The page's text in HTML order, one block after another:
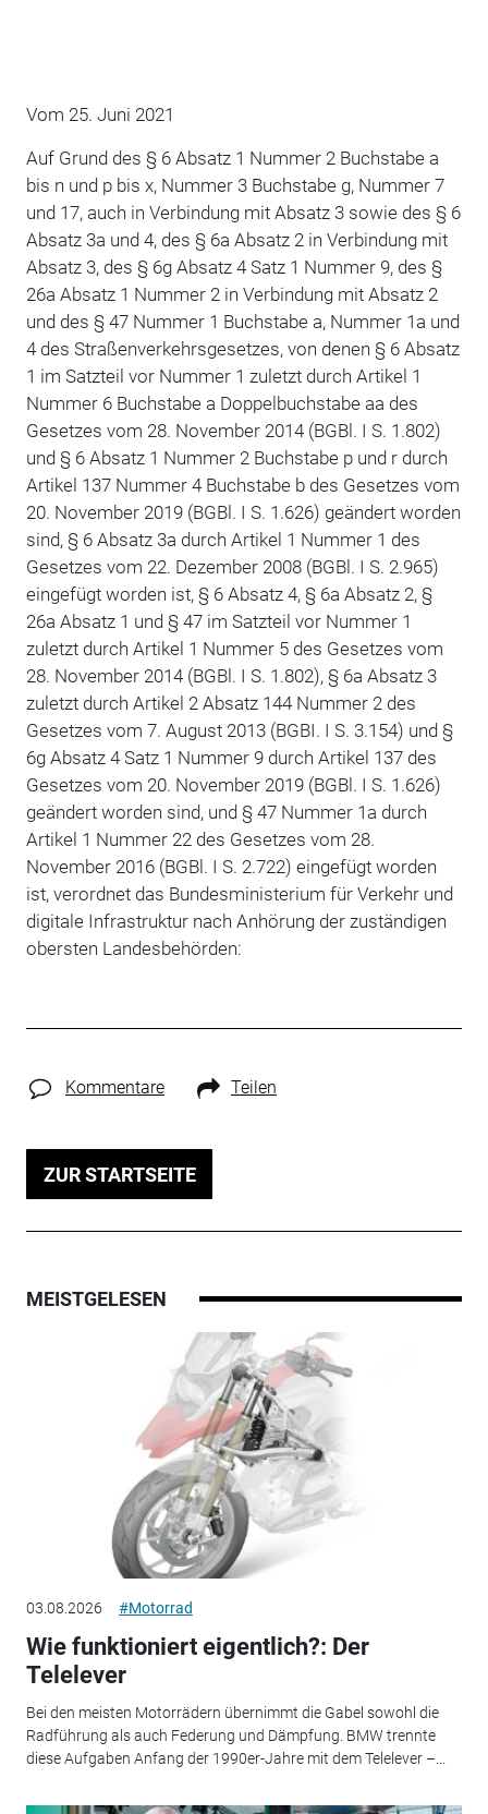
Vom 25. Juni 2021
Auf Grund des § 6 Absatz 1 Nummer 2 Buchstabe a
bis n und p bis x, Nummer 3 Buchstabe g, Nummer 7
und 17, auch in Verbindung mit Absatz 3 sowie des § 6
Absatz 3a und 4, des § 6a Absatz 2 in Verbindung mit
Absatz 3, des § 6g Absatz 4 Satz 1 Nummer 9, des §
26a Absatz 1 Nummer 2 in Verbindung mit Absatz 2
und des § 47 Nummer 1 Buchstabe a, Nummer 1a und
4 des Straßenverkehrsgesetzes, von denen § 6 Absatz
1 im Satzteil vor Nummer 1 zuletzt durch Artikel 1
Nummer 6 Buchstabe a Doppelbuchstabe aa des
Gesetzes vom 28. November 2014 (BGBl. I S. 1.802)
und § 6 Absatz 1 Nummer 2 Buchstabe p und r durch
Artikel 137 Nummer 4 Buchstabe b des Gesetzes vom
20. November 2019 (BGBl. I S. 1.626) geändert worden
sind, § 6 Absatz 3a durch Artikel 1 Nummer 1 des
Gesetzes vom 22. Dezember 2008 (BGBl. I S. 2.965)
eingefügt worden ist, § 6 Absatz 4, § 6a Absatz 2, §
26a Absatz 1 und § 47 im Satzteil vor Nummer 1
zuletzt durch Artikel 1 Nummer 5 des Gesetzes vom
28. November 2014 (BGBl. I S. 1.802), § 6a Absatz 3
zuletzt durch Artikel 2 Absatz 144 Nummer 2 des
Gesetzes vom 7. August 2013 (BGBI. I S. 3.154) und §
6g Absatz 4 Satz 1 Nummer 9 durch Artikel 137 des
Gesetzes vom 20. November 2019 (BGBl. I S. 1.626)
geändert worden sind, und § 47 Nummer 1a durch
Artikel 1 Nummer 22 des Gesetzes vom 28.
November 2016 (BGBl. I S. 2.722) eingefügt worden
ist, verordnet das Bundesministerium für Verkehr und
digitale Infrastruktur nach Anhörung der zuständigen
obersten Landesbehörden:
Kommentare Teilen
ZUR STARTSEITE
MEISTGELESEN
03.08.2026 #Motorrad
Wie funktioniert eigentlich?: Der
Telelever
Bei den meisten Motorrädern übernimmt die Gabel sowohl die
Radführung als auch Federung und Dämpfung. BMW trennte
diese Aufgaben Anfang der 1990er-Jahre mit dem Telelever –...